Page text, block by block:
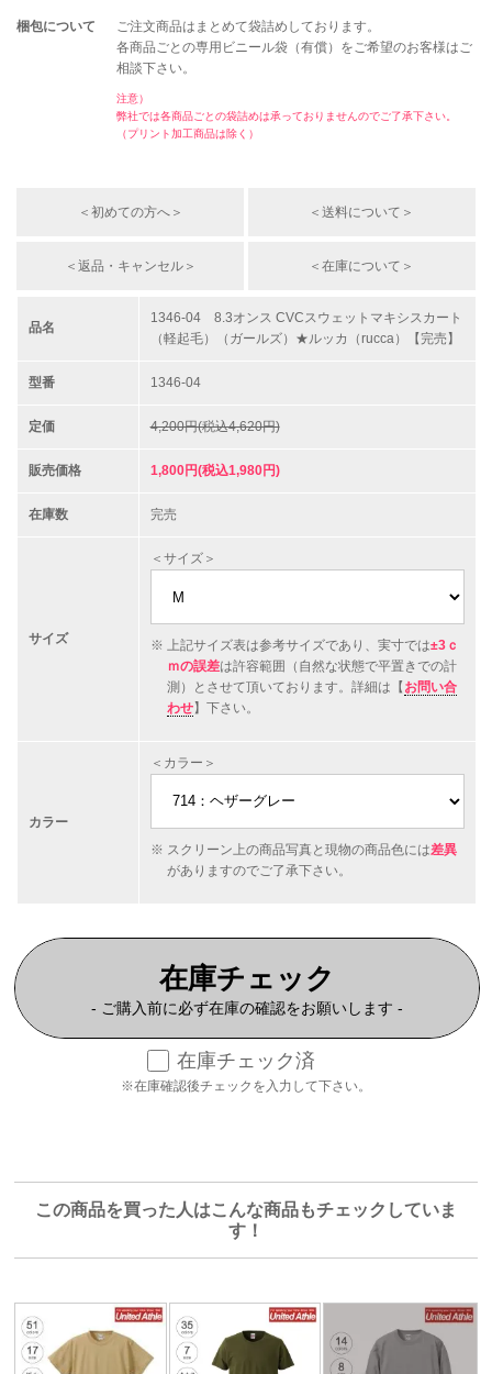
梱包について
ご注文商品はまとめて袋詰めしております。
各商品ごとの専用ビニール袋（有償）をご希望のお客様はご
相談下さい。
注意）
弊社では各商品ごとの袋詰めは承っておりませんのでご了承下さい。
（プリント加工商品は除く）
＜初めての方へ＞ ＜送料について＞
＜返品・キャンセル＞ ＜在庫について＞
品名
1346-04 8.3オンス CVCスウェットマキシスカート
（軽起毛）（ガールズ）★ルッカ（rucca）【完売】
型番 1346-04
定価 4,200円(税込4,620円)
販売価格 1,800円(税込1,980円)
在庫数 完売
サイズ
＜サイズ＞
上記サイズ表は参考サイズであり、実寸では±3ｃ
ｍの誤差は許容範囲（自然な状態で平置きでの計
測）とさせて頂いております。詳細は【 お問い合
わせ】下さい。
カラー
＜カラー＞
スクリーン上の商品写真と現物の商品色には差異
がありますのでご了承下さい。
在庫チェック
- ご購入前に必ず在庫の確認をお願いします -
在庫チェック済
※在庫確認後チェックを入力して下さい。
この商品を買った人はこんな商品もチェックしていま
す！